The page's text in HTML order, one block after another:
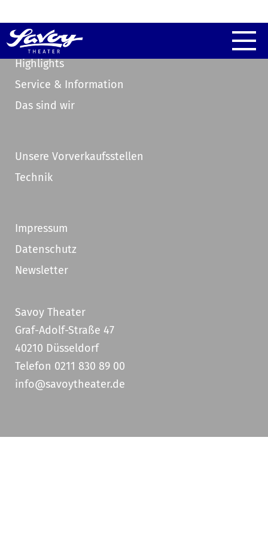
Highlights
Service & Information
Das sind wir
Unsere Vorverkaufsstellen
Technik
Impressum
Datenschutz
Newsletter
Savoy Theater
Graf-Adolf-Straße 47
40210 Düsseldorf
Telefon 0211 830 89 00
info@savoytheater.de